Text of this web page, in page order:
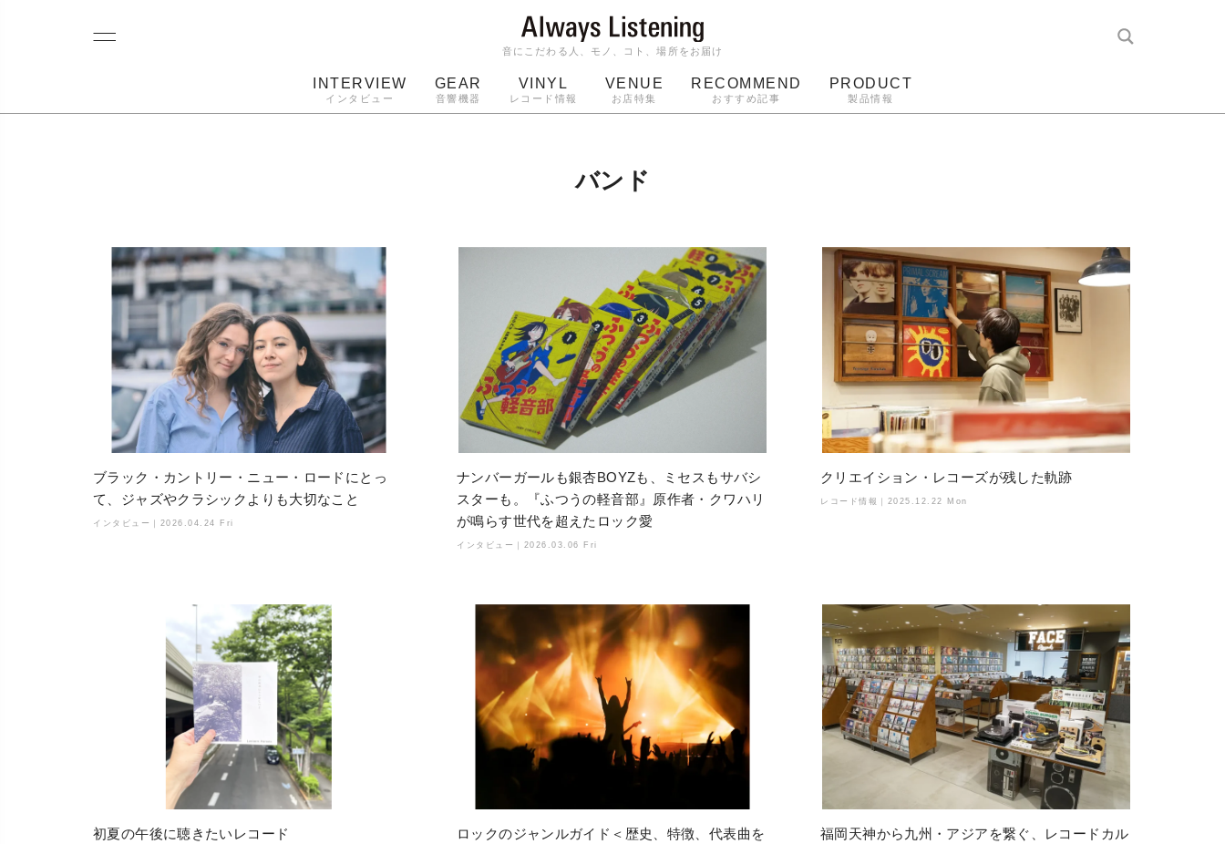
音にこだわる人、モノ、コト、場所をお届け
INTERVIEW
インタビュー
GEAR
音響機器
VINYL
レコード情報
VENUE
お店特集
RECOMMEND
おすすめ記事
PRODUCT
製品情報
バンド
ブラック・カントリー・ニュー・ロードにとっ
て、ジャズやクラシックよりも大切なこと
インタビュー｜ 2026.04.24 Fri
ナンバーガールも銀杏BOYZも、ミセスもサバシ
スターも。『ふつうの軽音部』原作者・クワハリ
が鳴らす世代を超えたロック愛
インタビュー｜ 2026.03.06 Fri
クリエイション・レコーズが残した軌跡
レコード情報｜ 2025.12.22 Mon
初夏の午後に聴きたいレコード
ロックのジャンルガイド＜歴史、特徴、代表曲を
福岡天神から九州・アジアを繋ぐ、レコードカル